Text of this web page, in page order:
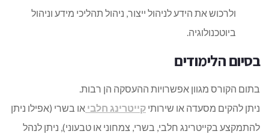
ולרכוש את הידע לניהול ייצור, ניהול תהליכי מידע וניהול
ביוטכנולוגיה.
בסיום הלימודים
בתום הקורס מגוון אפשרויות ההעסקה הן רבות.
ניתן להקים מסעדה או שירותי קייטרינג חלבי או בשרי (אפילו ניתן
להתמקצע בקייטרינג חלבי, בשרי, צמחוני או טבעוני), ניתן לנהל